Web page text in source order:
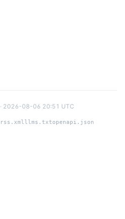
· 2026-08-06 20:51 UTC
rss.xmlllms.txtopenapi.json